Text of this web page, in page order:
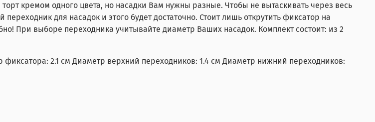
кремом одного цвета, но насадки Вам нужны разные. Чтобы не вытаскивать через весь
для насадок и этого будет достаточно. Стоит лишь открутить фиксатор на
При выборе переходника учитывайте диаметр Ваших насадок. Комплект состоит: из 2
2.1 см Диаметр верхний переходников: 1.4 см Диаметр нижний переходников: